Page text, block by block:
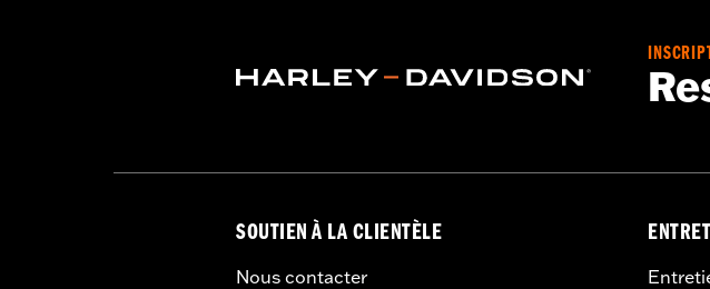
SOUTIEN À LA CLIENTÈLE
Nous contacter